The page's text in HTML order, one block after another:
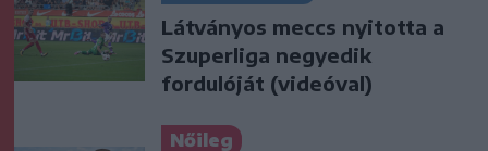
Látványos meccs nyitotta a
Szuperliga negyedik
fordulóját (videóval)
Nőileg